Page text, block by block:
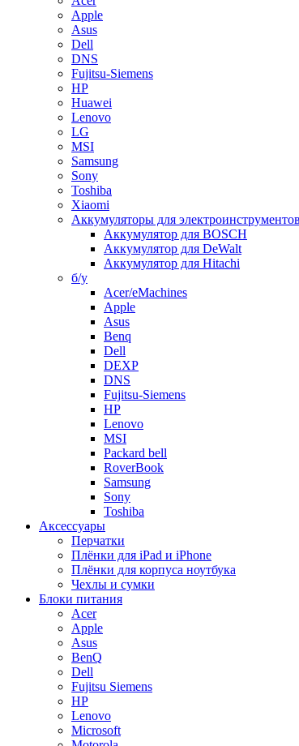
Apple
Asus
Dell
DNS
Fujitsu-Siemens
HP
Huawei
Lenovo
LG
MSI
Samsung
Sony
Toshiba
Xiaomi
Аккумуляторы для электроинструментов
Аккумулятор для BOSCH
Аккумулятор для DeWalt
Аккумулятор для Hitachi
б/у
Acer/eMachines
Apple
Asus
Benq
Dell
DEXP
DNS
Fujitsu-Siemens
HP
Lenovo
MSI
Packard bell
RoverBook
Samsung
Sony
Toshiba
Аксессуары
Перчатки
Плёнки для iPad и iPhone
Плёнки для корпуса ноутбука
Чехлы и сумки
Блоки питания
Acer
Apple
Asus
BenQ
Dell
Fujitsu Siemens
HP
Lenovo
Microsoft